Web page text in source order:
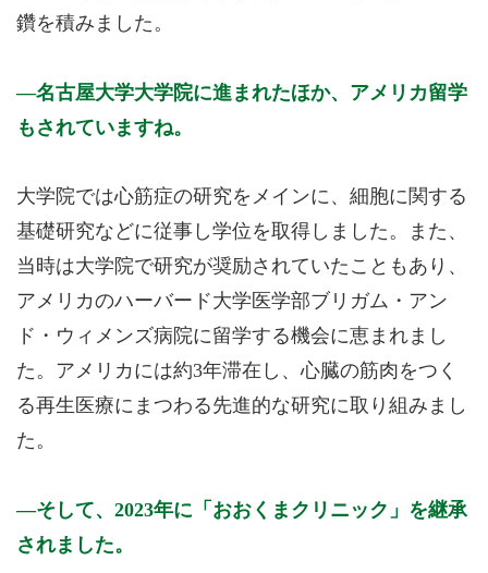
鑽を積みました。
名古屋大学大学院に進まれたほか、アメリカ留学
もされていますね。
大学院では心筋症の研究をメインに、細胞に関する
基礎研究などに従事し学位を取得しました。また、
当時は大学院で研究が奨励されていたこともあり、
アメリカのハーバード大学医学部ブリガム・アン
ド・ウィメンズ病院に留学する機会に恵まれまし
た。アメリカには約3年滞在し、心臓の筋肉をつく
る再生医療にまつわる先進的な研究に取り組みまし
た。
そして、2023年に「おおくまクリニック」を継承
されました。